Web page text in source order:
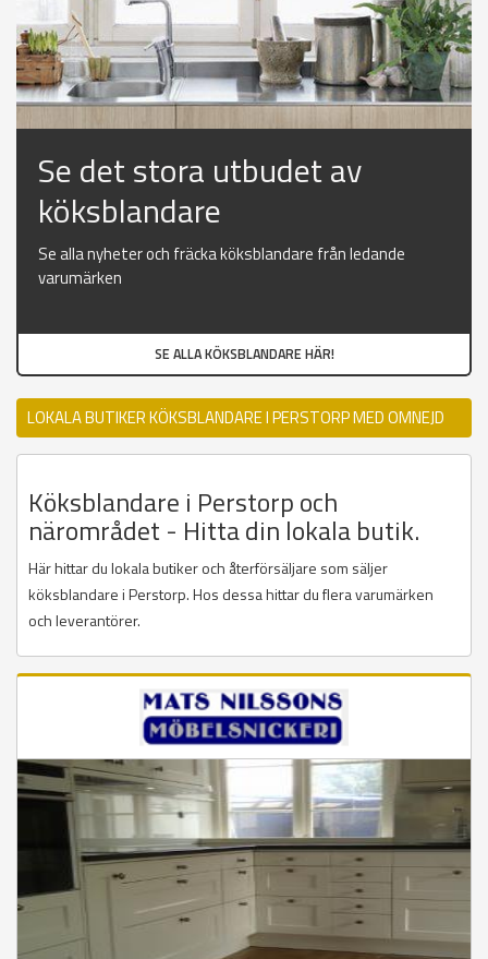
Se det stora utbudet av
köksblandare
Se alla nyheter och fräcka köksblandare från ledande
varumärken
SE ALLA KÖKSBLANDARE HÄR!
LOKALA BUTIKER KÖKSBLANDARE I PERSTORP MED OMNEJD
Köksblandare i Perstorp och
närområdet - Hitta din lokala butik.
Här hittar du lokala butiker och återförsäljare som säljer
köksblandare i Perstorp. Hos dessa hittar du flera varumärken
och leverantörer.